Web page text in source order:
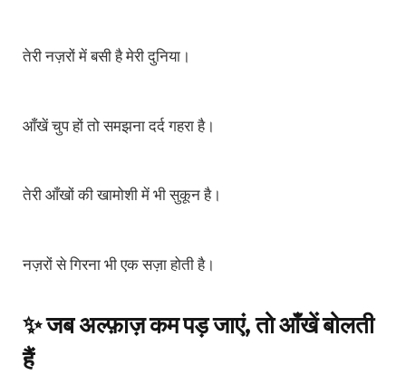
तेरी नज़रों में बसी है मेरी दुनिया।
आँखें चुप हों तो समझना दर्द गहरा है।
तेरी आँखों की खामोशी में भी सुकून है।
नज़रों से गिरना भी एक सज़ा होती है।
✨ जब अल्फ़ाज़ कम पड़ जाएं, तो आँखें बोलती
हैं